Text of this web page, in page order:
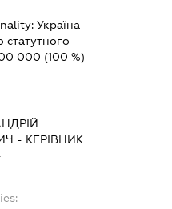
Україна
статутного
000 (100 %)
- КЕРІВНИК